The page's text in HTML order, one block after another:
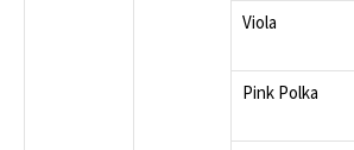
Viola
Pink Polka